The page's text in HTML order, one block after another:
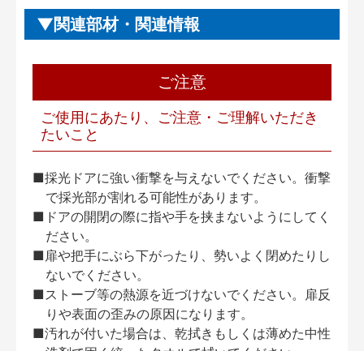
関連部材・関連情報
ご注意
ご使用にあたり、ご注意・ご理解いただき
たいこと
■採光ドアに強い衝撃を与えないでください。衝撃
で採光部が割れる可能性があります。
■ドアの開閉の際に指や手を挟まないようにしてく
ださい。
■扉や把手にぶら下がったり、勢いよく閉めたりし
ないでください。
■ストーブ等の熱源を近づけないでください。扉反
りや表面の歪みの原因になります。
■汚れが付いた場合は、乾拭きもしくは薄めた中性